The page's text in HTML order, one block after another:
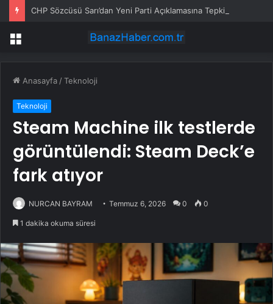
Menü
Anasayfa /Teknoloji
Teknoloji
Steam Machine ilk testlerde
görüntülendi: Steam Deck’e
fark atıyor
NURCAN BAYRAM Temmuz 6, 2026 0 0
1 dakika okuma süresi